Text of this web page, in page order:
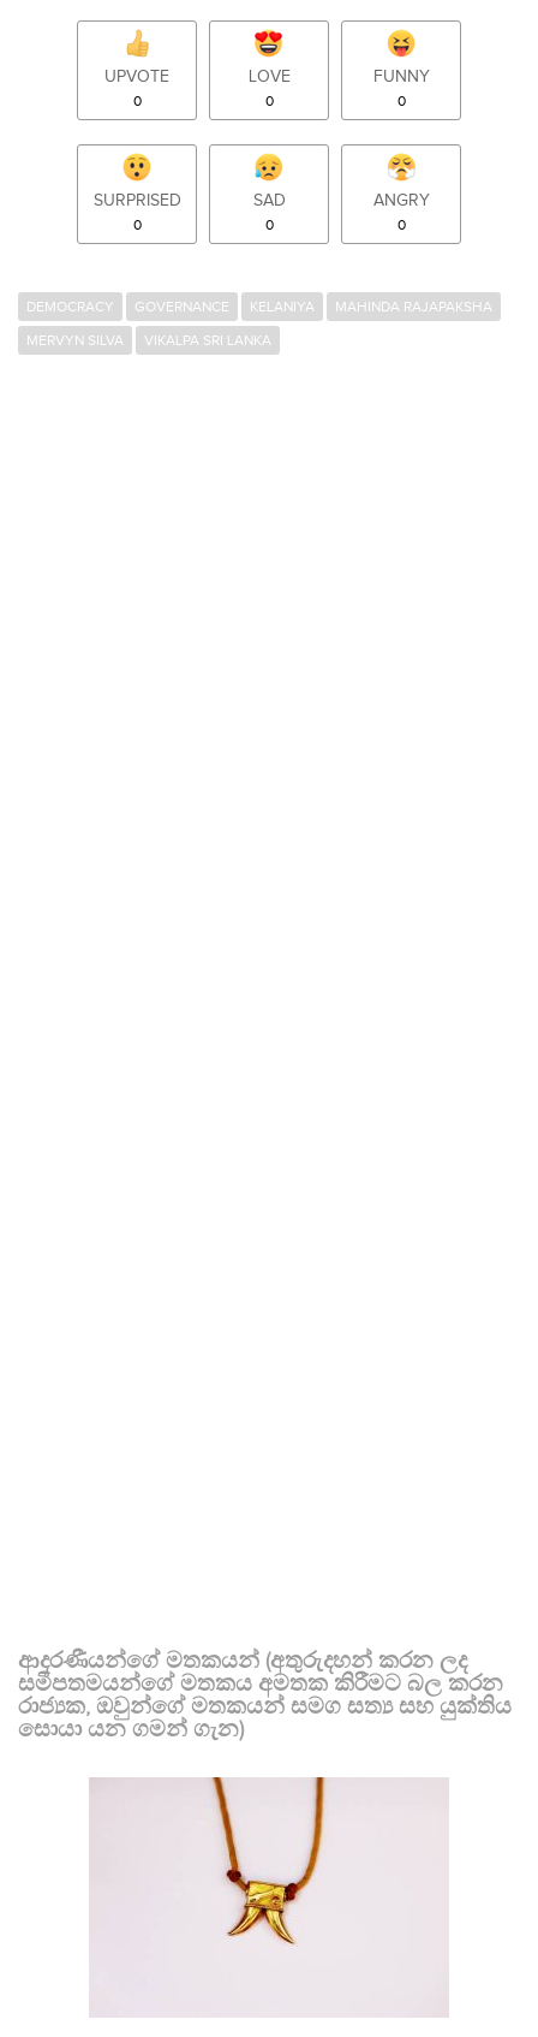
UPVOTE
0
LOVE
0
FUNNY
0
SURPRISED
0
SAD
0
ANGRY
0
DEMOCRACY GOVERNANCE KELANIYA
MAHINDA RAJAPAKSHA
MERVYN SILVA
VIKALPA SRI LANKA
ආදරණීයන්ගේ මතකයන් (අතුරුදහන් කරන ලද
සමීපතමයන්ගේ මතකය අමතක කිරීමට බල කරන
රාජ්‍යක, ඔවුන්ගේ මතකයන් සමග සත්‍ය සහ යුක්තිය
සොයා යන ගමන් ගැන)